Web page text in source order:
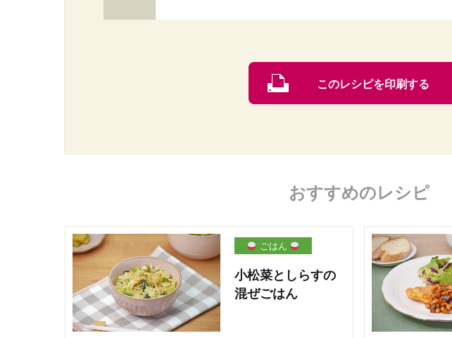
このレシピを印刷する
おすすめのレシピ
ごはん
小松菜としらすの
混ぜごはん